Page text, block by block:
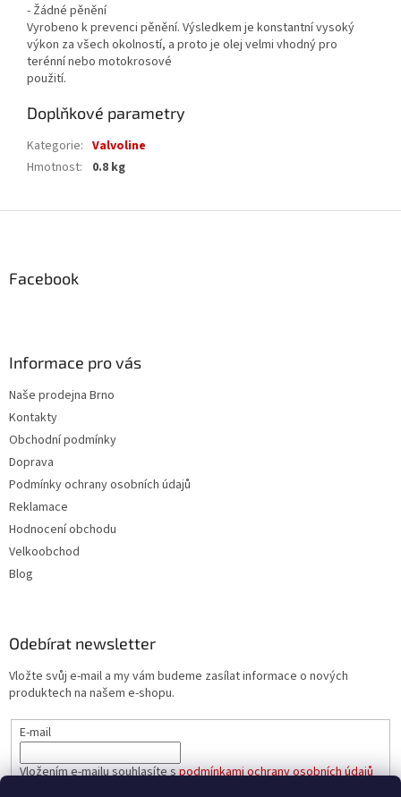
- Žádné pěnění
Vyrobeno k prevenci pěnění. Výsledkem je konstantní vysoký
výkon za všech okolností, a proto je olej velmi vhodný pro
terénní nebo motokrosové
použití.
Doplňkové parametry
Kategorie: Valvoline
Hmotnost: 0.8 kg
Facebook
Informace pro vás
Naše prodejna Brno
Kontakty
Obchodní podmínky
Doprava
Podmínky ochrany osobních údajů
Reklamace
Hodnocení obchodu
Velkoobchod
Blog
Odebírat newsletter
Vložte svůj e-mail a my vám budeme zasílat informace o nových
produktech na našem e-shopu.
E-mail
Vložením e-mailu souhlasíte spodmínkami ochrany osobních údajů